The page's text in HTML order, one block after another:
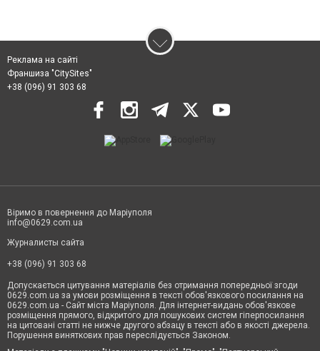
Реклама на сайті
Франшиза "CitySites"
+38 (096) 91 303 68
Віримо в повернення до Маріуполя
info@0629.com.ua
Журналисты сайта
+38 (096) 91 303 68
Допускається цитування матеріалів без отримання попередньої згоди
0629.com.ua за умови розміщення в тексті обов'язкового посилання на
0629.com.ua - Сайт міста Маріуполя. Для інтернет-видань обов'язкове
розміщення прямого, відкритого для пошукових систем гіперпосилання
на цитовані статті не нижче другого абзацу в тексті або в якості джерела.
Порушення виняткових прав переслідується Законом.